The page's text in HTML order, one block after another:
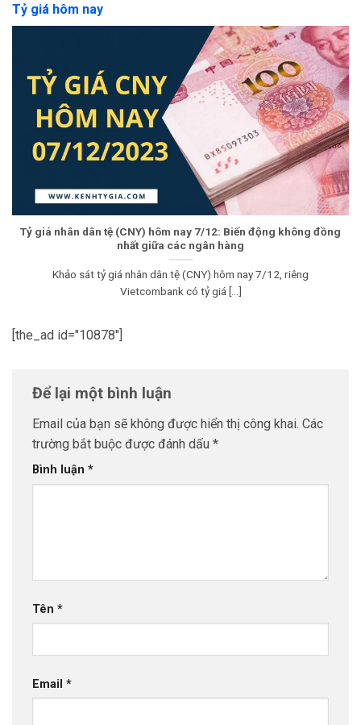
Tỷ giá hôm nay
Tỷ giá nhân dân tệ (CNY) hôm nay 7/12: Biến động không đồng
nhất giữa các ngân hàng
Khảo sát tỷ giá nhân dân tệ (CNY) hôm nay 7/12, riêng
Vietcombank có tỷ giá [...]
[the_ad id="10878"]
Để lại một bình luận
Email của bạn sẽ không được hiển thị công khai. Các
trường bắt buộc được đánh dấu *
Bình luận *
Tên *
Email *